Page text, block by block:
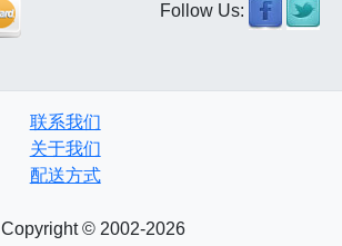
Follow Us:
联系我们
关于我们
配送方式
Copyright © 2002-2026